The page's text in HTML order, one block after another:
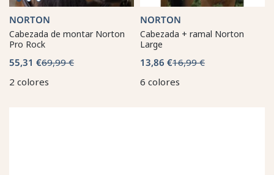
NORTON
Cabezada de montar Norton
Pro Rock
55,31 €69,99 €
2 colores
NORTON
Cabezada + ramal Norton
Large
13,86 €16,99 €
6 colores